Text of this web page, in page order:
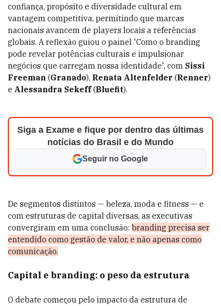
confiança, propósito e diversidade cultural em
vantagem competitiva, permitindo que marcas
nacionais avancem de players locais a referências
globais. A reflexão guiou o painel 'Como o branding
pode revelar potências culturais e impulsionar
negócios que carregam nossa identidade', com Sissi
Freeman (Granado), Renata Altenfelder (Renner)
e Alessandra Sekeff(Bluefit).
Siga a Exame e fique por dentro das últimas
notícias do Brasil e do Mundo
Seguir no Google
De segmentos distintos — beleza, moda e fitness — e
com estruturas de capital diversas, as executivas
convergiram em uma conclusão: branding precisa ser
entendido como gestão de valor, e não apenas como
comunicação.
Capital e branding: o peso da estrutura
O debate começou pelo impacto da estrutura de